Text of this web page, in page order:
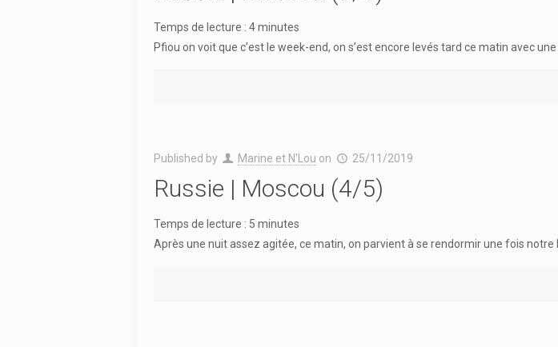
Temps de lecture : 4 minutes
Pfiou on voit que c’est le week-end, on s’est encore levés tard ce matin avec
Published by Marine et N'Lou on 25/11/2019
Russie | Moscou (4/5)
Temps de lecture : 5 minutes
Après une nuit assez agitée, ce matin, on parvient à se rendormir une fois notre